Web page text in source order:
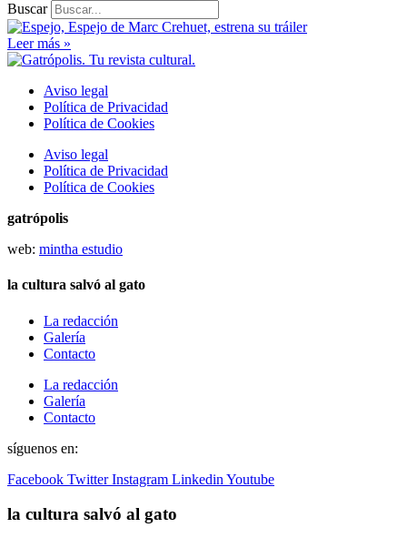
Buscar
Leer más »
Aviso legal
Política de Privacidad
Política de Cookies
Aviso legal
Política de Privacidad
Política de Cookies
gatrópolis
web: mintha estudio
la cultura salvó al gato
La redacción
Galería
Contacto
La redacción
Galería
Contacto
síguenos en:
Facebook Twitter Instagram Linkedin Youtube
la cultura salvó al gato